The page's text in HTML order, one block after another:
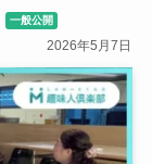
一般公開
2026年5月7日